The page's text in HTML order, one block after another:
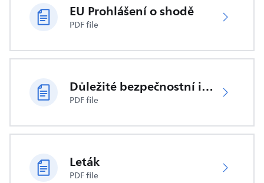
EU Prohlášení o shodě
PDF file
Důležité bezpečnostní informace
PDF file
Leták
PDF file